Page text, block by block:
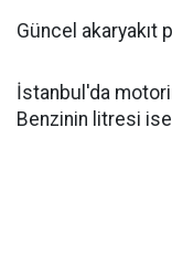
Güncel akaryakıt
İstanbul'da
Benzinin litresi